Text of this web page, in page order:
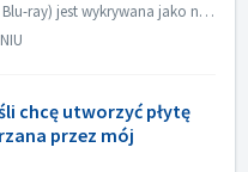
Jeśli Twoja nagrywarka DVD (lub Blu-ray) jest wykrywana jako nagrywarka CD, zapoznaj się z tym artykułem: https://nerosupport.freshdesk.com/en/support/solu...
chcę utworzyć płytę
przez mój